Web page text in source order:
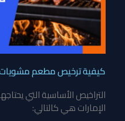
كيفية ترخيص مطعم مشويات
التراخيص الأساسية التي
الإمارات هي كالتالي: